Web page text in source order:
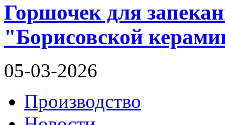
Горшочек для
"Борисовской
05-03-2026
Производство